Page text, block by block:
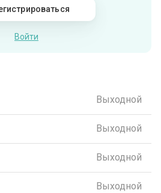
Войти
Выходной
Выходной
Выходной
Выходной